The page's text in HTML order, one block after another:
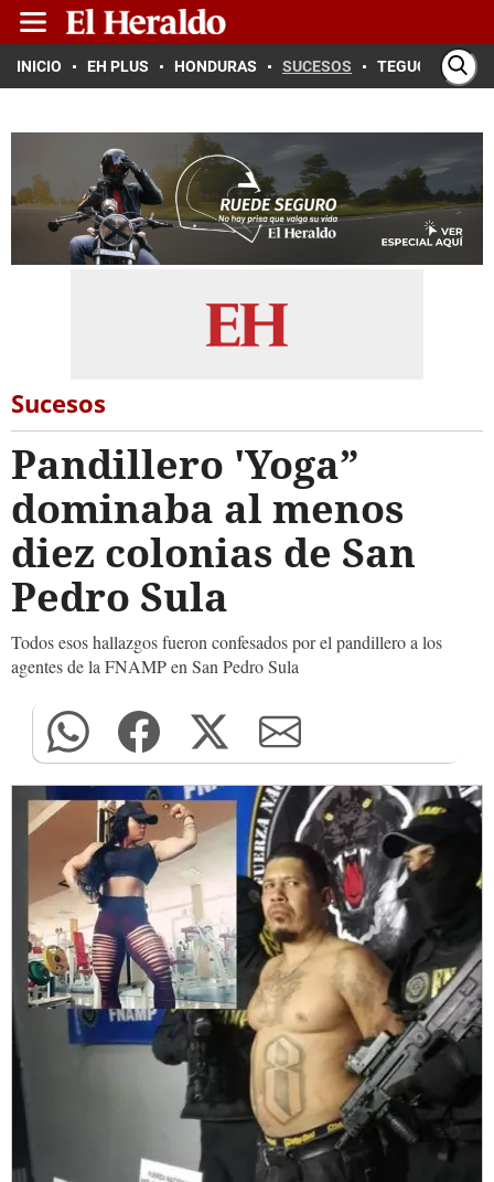
INICIO EH PLUS HONDURAS SUCESOS TEGUCIGALPA
Sucesos
Pandillero 'Yoga”
dominaba al menos
diez colonias de San
Pedro Sula
Todos esos hallazgos fueron confesados por el pandillero a los
agentes de la FNAMP en San Pedro Sula